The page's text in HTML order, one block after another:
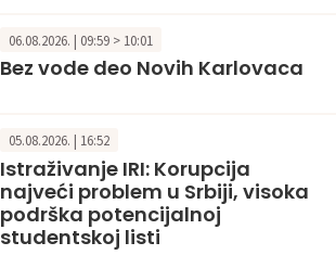
06.08.2026. | 09:59 > 10:01
Bez vode deo Novih Karlovaca
05.08.2026. | 16:52
Istraživanje IRI: Korupcija
najveći problem u Srbiji, visoka
podrška potencijalnoj
studentskoj listi